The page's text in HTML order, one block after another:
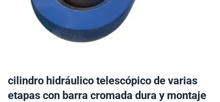
cilindro hidráulico telescópico de varias
etapas con barra cromada dura y montaje